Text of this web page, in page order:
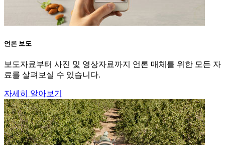
언론 보도
보도자료부터 사진 및 영상자료까지 언론 매체를 위한 모든 자
료를 살펴보실 수 있습니다.
자세히 알아보기